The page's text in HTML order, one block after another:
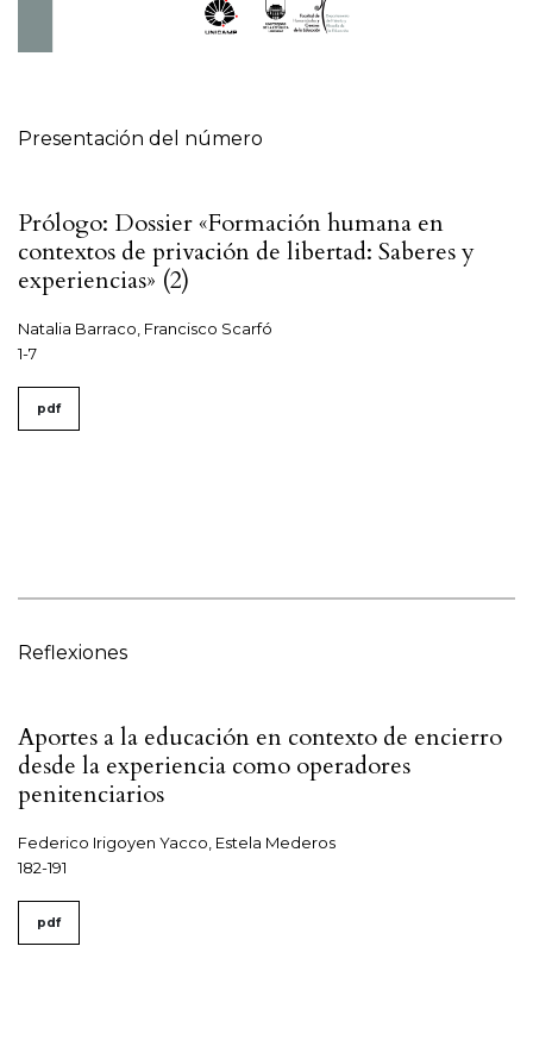
Presentación del número
Prólogo: Dossier «Formación humana en
contextos de privación de libertad: Saberes y
experiencias» (2)
Natalia Barraco, Francisco Scarfó
1-7
pdf
Reflexiones
Aportes a la educación en contexto de encierro
desde la experiencia como operadores
penitenciarios
Federico Irigoyen Yacco, Estela Mederos
182-191
pdf